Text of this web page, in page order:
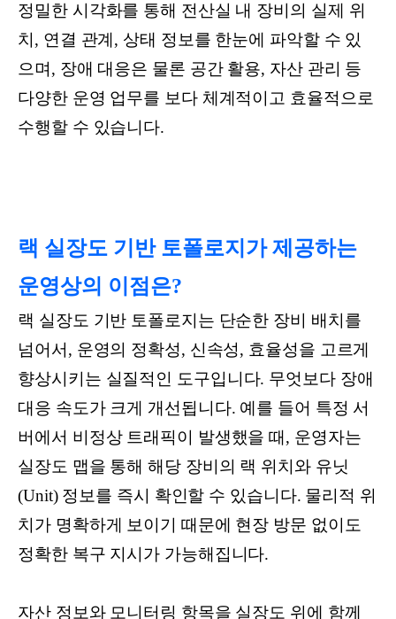
정밀한 시각화를 통해 전산실 내 장비의 실제 위
치, 연결 관계, 상태 정보를 한눈에 파악할 수 있
으며, 장애 대응은 물론 공간 활용, 자산 관리 등
다양한 운영 업무를 보다 체계적이고 효율적으로
수행할 수 있습니다.
랙 실장도 기반 토폴로지가 제공하는
운영상의 이점은?
랙 실장도 기반 토폴로지는 단순한 장비 배치를
넘어서, 운영의 정확성, 신속성, 효율성을 고르게
향상시키는 실질적인 도구입니다. 무엇보다 장애
대응 속도가 크게 개선됩니다. 예를 들어 특정 서
버에서 비정상 트래픽이 발생했을 때, 운영자는
실장도 맵을 통해 해당 장비의 랙 위치와 유닛
(Unit) 정보를 즉시 확인할 수 있습니다. 물리적 위
치가 명확하게 보이기 때문에 현장 방문 없이도
정확한 복구 지시가 가능해집니다.
자산 정보와 모니터링 항목을 실장도 위에 함께